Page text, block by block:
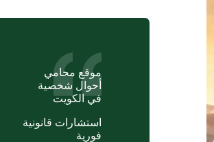
موقع محامي
أحوال شخصية
في الكويت
استشارات قانونية
فورية